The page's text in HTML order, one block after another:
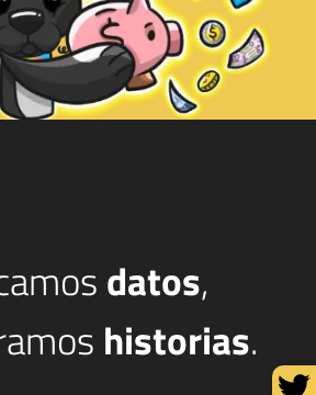
datos,
historias.